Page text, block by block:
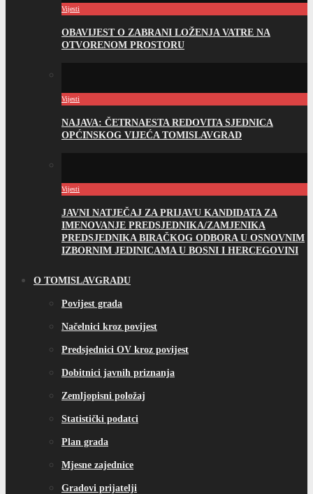
Vijesti
OBAVIJEST O ZABRANI LOŽENJA VATRE NA
OTVORENOM PROSTORU
Vijesti
NAJAVA: ČETRNAESTA REDOVITA SJEDNICA
OPĆINSKOG VIJEĆA TOMISLAVGRAD
Vijesti
JAVNI NATJEČAJ ZA PRIJAVU KANDIDATA ZA
IMENOVANJE PREDSJEDNIKA/ZAMJENIKA
PREDSJEDNIKA BIRAČKOG ODBORA U OSNOVNIM
IZBORNIM JEDINICAMA U BOSNI I HERCEGOVINI
O TOMISLAVGRADU
Povijest grada
Načelnici kroz povijest
Predsjednici OV kroz povijest
Dobitnici javnih priznanja
Zemljopisni položaj
Statistički podatci
Plan grada
Mjesne zajednice
Gradovi prijatelji